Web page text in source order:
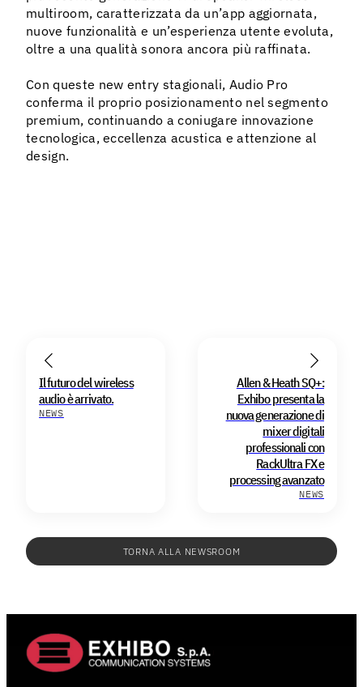
multiroom, caratterizzata da un’app aggiornata,
nuove funzionalità e un’esperienza utente evoluta,
oltre a una qualità sonora ancora più raffinata.
Con queste new entry stagionali, Audio Pro
conferma il proprio posizionamento nel segmento
premium, continuando a coniugare innovazione
tecnologica, eccellenza acustica e attenzione al
design.
NEWS
Il futuro del wireless
audio è arrivato.
TORNA ALLA NEWSROOM
NEWS
Allen & Heath SQ+:
Exhibo presenta la
nuova generazione di
mixer digitali
professionali con
RackUltra FX e
processing avanzato